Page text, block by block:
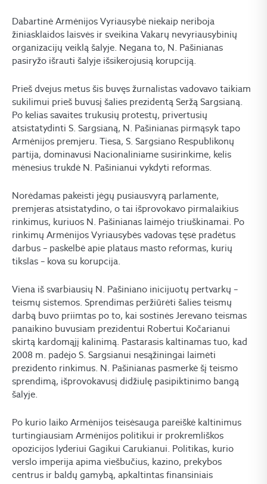
Dabartinė Armėnijos Vyriausybė niekaip neriboja
žiniasklaidos laisvės ir sveikina Vakarų nevyriausybinių
organizacijų veiklą šalyje. Negana to, N. Pašinianas
pasiryžo išrauti šalyje išsikerojusią korupciją.
Prieš dvejus metus šis buvęs žurnalistas vadovavo taikiam
sukilimui prieš buvusį šalies prezidentą Seržą Sargsianą.
Po kelias savaites trukusių protestų, privertusių
atsistatydinti S. Sargsianą, N. Pašinianas pirmąsyk tapo
Armėnijos premjeru. Tiesa, S. Sargsiano Respublikonų
partija, dominavusi Nacionaliniame susirinkime, kelis
mėnesius trukdė N. Pašinianui vykdyti reformas.
Norėdamas pakeisti jėgų pusiausvyrą parlamente,
premjeras atsistatydino, o tai išprovokavo pirmalaikius
rinkimus, kuriuos N. Pašinianas laimėjo triuškinamai. Po
rinkimų Armėnijos Vyriausybės vadovas tęsė pradėtus
darbus – paskelbė apie plataus masto reformas, kurių
tikslas – kova su korupcija.
Viena iš svarbiausių N. Pašiniano inicijuotų pertvarkų –
teismų sistemos. Sprendimas peržiūrėti šalies teismų
darbą buvo priimtas po to, kai sostinės Jerevano teismas
panaikino buvusiam prezidentui Robertui Kočarianui
skirtą kardomąjį kalinimą. Pastarasis kaltinamas tuo, kad
2008 m. padėjo S. Sargsianui nesąžiningai laimėti
prezidento rinkimus. N. Pašinianas pasmerkė šį teismo
sprendimą, išprovokavusį didžiulę pasipiktinimo bangą
šalyje.
Po kurio laiko Armėnijos teisėsauga pareiškė kaltinimus
turtingiausiam Armėnijos politikui ir prokremliškos
opozicijos lyderiui Gagikui Carukianui. Politikas, kurio
verslo imperija apima viešbučius, kazino, prekybos
centrus ir baldų gamybą, apkaltintas finansiniais